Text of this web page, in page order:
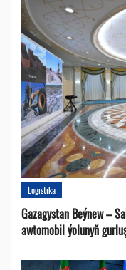
Logistika
Gazagystan Beýnew –
awtomobil ýolunyň